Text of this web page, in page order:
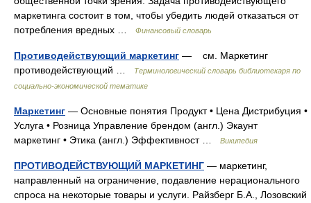
маркетинга состоит в том, чтобы убедить людей отказаться от
потребления вредных …
Финансовый словарь
Противодействующий маркетинг — см. Маркетинг
противодействующий …
Терминологический словарь библиотекаря по
социально-экономической тематике
Маркетинг — Основные понятия Продукт • Цена Дистрибуция •
Услуга • Розница Управление брендом (англ.) Экаунт
маркетинг • Этика (англ.) Эффективност …
Википедия
ПРОТИВОДЕЙСТВУЮЩИЙ МАРКЕТИНГ — маркетинг,
направленный на ограничение, подавление нерационального
спроса на некоторые товары и услуги. Райзберг Б.А., Лозовский